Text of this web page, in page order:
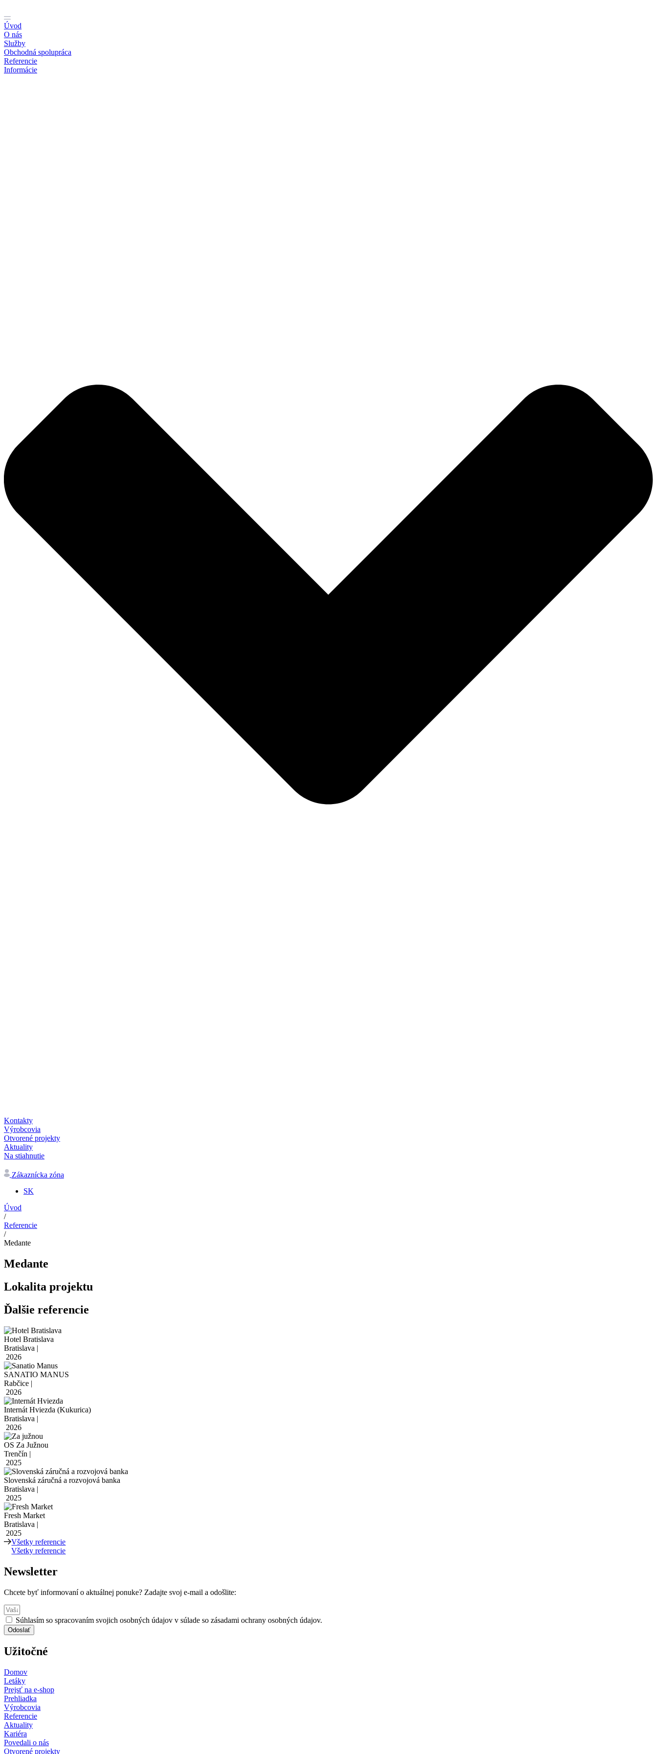
na
obsah
Úvod
O nás
Služby
Obchodná spolupráca
Referencie
Informácie
Kontakty
Výrobcovia
Otvorené projekty
Aktuality
Na stiahnutie
Zákaznícka zóna
SK
Úvod
/
Referencie
/
Medante
Medante
Lokalita projektu
Ďalšie referencie
Hotel Bratislava
Bratislava |
2026
SANATIO MANUS
Rabčice |
2026
Internát Hviezda (Kukurica)
Bratislava |
2026
OS Za Južnou
Trenčín |
2025
Slovenská záručná a rozvojová banka
Bratislava |
2025
Fresh Market
Bratislava |
2025
Všetky referencie
Všetky referencie
Newsletter
Chcete byť informovaní o aktuálnej ponuke? Zadajte svoj e-mail a odošlite:
Súhlasím so spracovaním svojich osobných údajov v súlade so zásadami ochrany osobných údajov.
Odoslať
Užitočné
Domov
Letáky
Prejsť na e-shop
Prehliadka
Výrobcovia
Referencie
Aktuality
Kariéra
Povedali o nás
Otvorené projekty